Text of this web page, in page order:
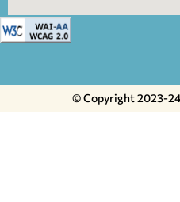
© Copyright 2023-24